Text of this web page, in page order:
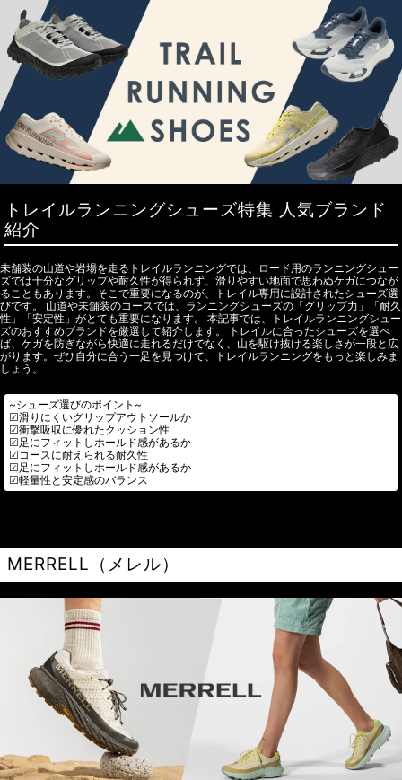
トレイルランニングシューズ特集 人気ブランド
紹介
未舗装の山道や岩場を走るトレイルランニングでは、ロード用のランニングシュー
ズでは十分なグリップや耐久性が得られず、滑りやすい地面で思わぬケガにつなが
ることもあります。そこで重要になるのが、トレイル専用に設計されたシューズ選
びです。 山道や未舗装のコースでは、ランニングシューズの「グリップ力」「耐久
性」「安定性」がとても重要になります。 本記事では、トレイルランニングシュー
ズのおすすめブランドを厳選して紹介します。 トレイルに合ったシューズを選べ
ば、ケガを防ぎながら快適に走れるだけでなく、山を駆け抜ける楽しさが一段と広
がります。ぜひ自分に合う一足を見つけて、トレイルランニングをもっと楽しみま
しょう。
~シューズ選びのポイント~
☑滑りにくいグリップアウトソールか
☑衝撃吸収に優れたクッション性
☑足にフィットしホールド感があるか
☑コースに耐えられる耐久性
☑足にフィットしホールド感があるか
☑軽量性と安定感のバランス
MERRELL（メレル）